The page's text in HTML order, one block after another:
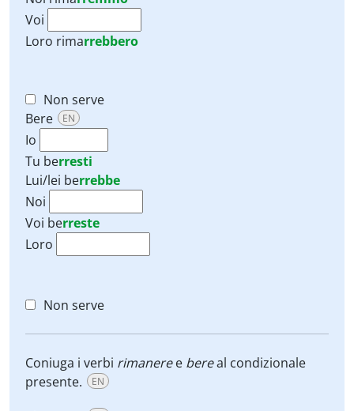
Voi
Loro rimarrebbero
Non serve
Bere
EN
Io
Tu berresti
Lui/lei berrebbe
Noi
Voi berreste
Loro
Non serve
Coniuga i verbi rimaneree bereal condizionale
presente.
EN